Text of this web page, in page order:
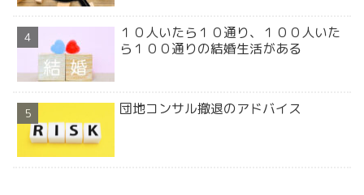
１０人いたら１０通り、１００人いた
ら１００通りの結婚生活がある
団地コンサル撤退のアドバイス